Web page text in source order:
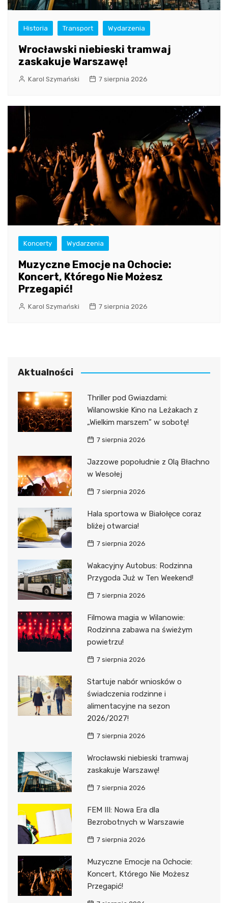
Historia Transport Wydarzenia
Wrocławski niebieski tramwaj
zaskakuje Warszawę!
Karol Szymański 7 sierpnia 2026
Koncerty Wydarzenia
Muzyczne Emocje na Ochocie:
Koncert, Którego Nie Możesz
Przegapić!
Karol Szymański 7 sierpnia 2026
Aktualności
Thriller pod Gwiazdami:
Wilanowskie Kino na Leżakach z
„Wielkim marszem” w sobotę!
7 sierpnia 2026
Jazzowe popołudnie z Olą Błachno
w Wesołej
7 sierpnia 2026
Hala sportowa w Białołęce coraz
bliżej otwarcia!
7 sierpnia 2026
Wakacyjny Autobus: Rodzinna
Przygoda Już w Ten Weekend!
7 sierpnia 2026
Filmowa magia w Wilanowie:
Rodzinna zabawa na świeżym
powietrzu!
7 sierpnia 2026
Startuje nabór wniosków o
świadczenia rodzinne i
alimentacyjne na sezon
2026/2027!
7 sierpnia 2026
Wrocławski niebieski tramwaj
zaskakuje Warszawę!
7 sierpnia 2026
FEM III: Nowa Era dla
Bezrobotnych w Warszawie
7 sierpnia 2026
Muzyczne Emocje na Ochocie:
Koncert, Którego Nie Możesz
Przegapić!